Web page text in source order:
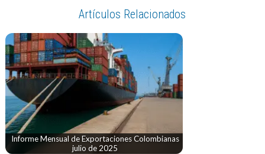
Artículos Relacionados
Informe Mensual de Exportaciones Colombianas
julio de 2025